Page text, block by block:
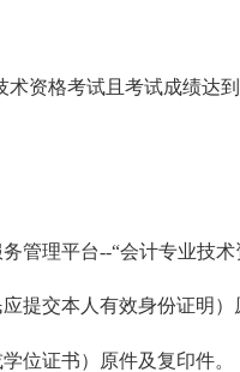
术资格考试且考试成绩达到
管理平台--“会计专业技术
提交本人有效身份证明）
位证书）原件及复印件。